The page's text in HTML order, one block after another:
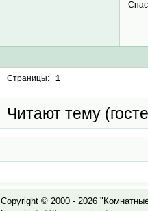
Страницы: 1
Читают тему
Copyright © 2000 - 2026